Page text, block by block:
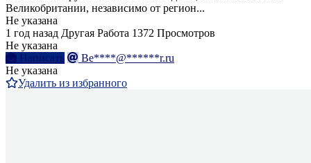
Великобритании, независимо от регион...
Не указана
1 год назад Другая Работа 1372 Просмотров
Не указана
Написать
Be****@******r.ru
Не указана
Удалить из избранного